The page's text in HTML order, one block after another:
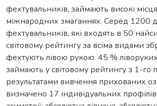
фехтувальників, займають високі
міжнародних змаганнях. Серед 1200
фехтувальників, які входять в 50
світовому рейтингу за всіма видами
фехтують лівою рукою. 45 %
займають у світовому рейтингу з 1-го
результатами вивчення прихованих
визначено 17 індивідуальних